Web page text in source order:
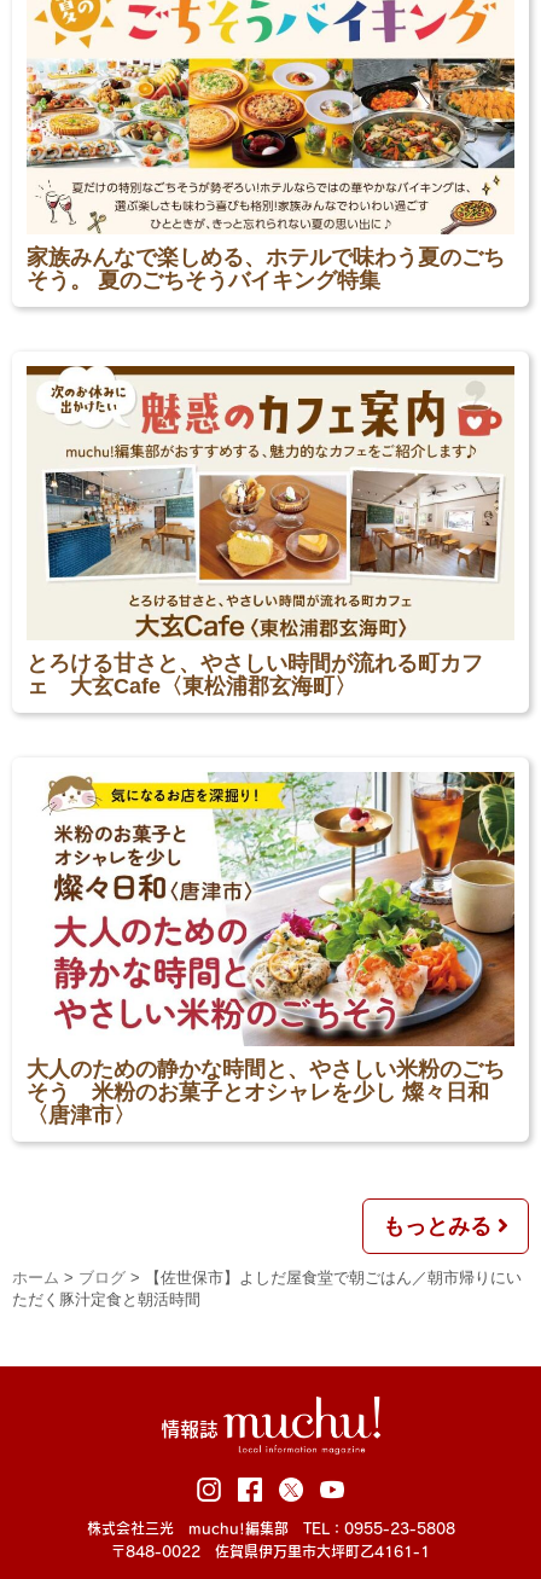
家族みんなで楽しめる、ホテルで味わう夏のごち
そう。 夏のごちそうバイキング特集
とろける甘さと、やさしい時間が流れる町カフ
ェ 大玄Cafe〈東松浦郡玄海町〉
大人のための静かな時間と、やさしい米粉のごち
そう 米粉のお菓子とオシャレを少し 燦々日和
〈唐津市〉
もっとみる
ホーム > ブログ >
【佐世保市】よしだ屋食堂で朝ごはん／朝市帰りにい
ただく豚汁定食と朝活時間
情報誌
株式会社三光 muchu!編集部 TEL：0955-23-5808
〒848-0022 佐賀県伊万里市大坪町乙4161-1